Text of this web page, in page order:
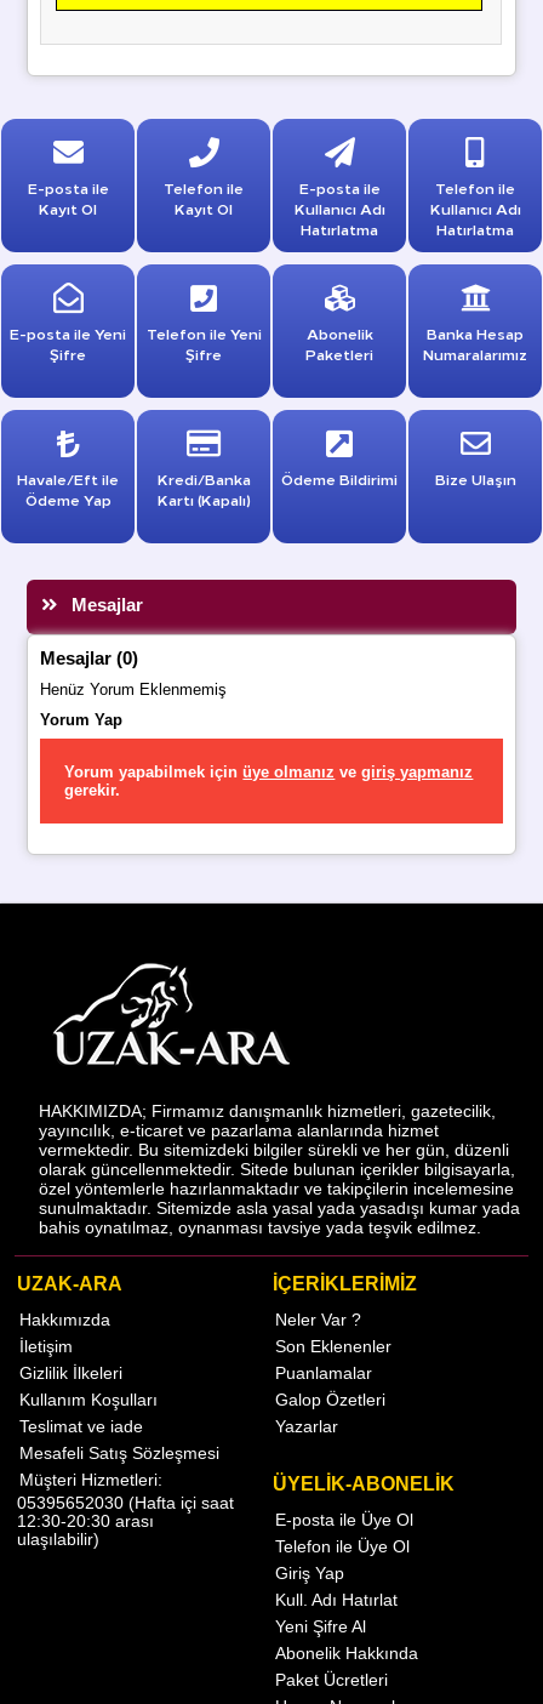
E-posta ile
Kayıt Ol
Telefon ile
Kayıt Ol
E-posta ile
Kullanıcı Adı
Hatırlatma
Telefon ile
Kullanıcı Adı
Hatırlatma
E-posta ile Yeni
Şifre
Telefon ile Yeni
Şifre
Abonelik
Paketleri
Banka Hesap
Numaralarımız
Havale/Eft ile
Ödeme Yap
Kredi/Banka
Kartı (Kapalı)
Ödeme Bildirimi Bize Ulaşın
Mesajlar
Mesajlar (0)
Henüz Yorum Eklenmemiş
Yorum Yap
Yorum yapabilmek içinüye olmanız vegiriş yapmanız
gerekir.
HAKKIMIZDA; Firmamız danışmanlık hizmetleri, gazetecilik,
yayıncılık, e-ticaret ve pazarlama alanlarında hizmet
vermektedir. Bu sitemizdeki bilgiler sürekli ve her gün, düzenli
olarak güncellenmektedir. Sitede bulunan içerikler bilgisayarla,
özel yöntemlerle hazırlanmaktadır ve takipçilerin incelemesine
sunulmaktadır. Sitemizde asla yasal yada yasadışı kumar yada
bahis oynatılmaz, oynanması tavsiye yada teşvik edilmez.
UZAK-ARA
Hakkımızda
İletişim
Gizlilik İlkeleri
Kullanım Koşulları
Teslimat ve iade
Mesafeli Satış Sözleşmesi
Müşteri Hizmetleri:
05395652030 (Hafta içi saat
12:30-20:30 arası
ulaşılabilir)
İÇERİKLERİMİZ
Neler Var ?
Son Eklenenler
Puanlamalar
Galop Özetleri
Yazarlar
ÜYELİK-ABONELİK
E-posta ile Üye Ol
Telefon ile Üye Ol
Giriş Yap
Kull. Adı Hatırlat
Yeni Şifre Al
Abonelik Hakkında
Paket Ücretleri